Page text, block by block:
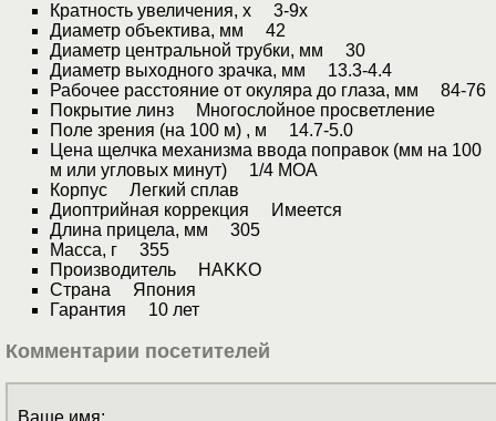
Кратность увеличения, х 3-9x
Диаметр объектива, мм 42
Диаметр центральной трубки, мм 30
Диаметр выходного зрачка, мм 13.3-4.4
Рабочее расстояние от окуляра до глаза, мм 84-76
Покрытие линз Многослойное просветление
Поле зрения (на 100 м) , м 14.7-5.0
Цена щелчка механизма ввода поправок (мм на 100
м или угловых минут) 1/4 MOA
Корпус Легкий сплав
Диоптрийная коррекция Имеется
Длина прицела, мм 305
Масса, г 355
Производитель HAKKO
Страна Япония
Гарантия 10 лет
Комментарии посетителей